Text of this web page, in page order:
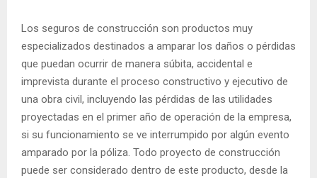
Los seguros de construcción son productos muy
especializados destinados a amparar los daños o pérdidas
que puedan ocurrir de manera súbita, accidental e
imprevista durante el proceso constructivo y ejecutivo de
una obra civil, incluyendo las pérdidas de las utilidades
proyectadas en el primer año de operación de la empresa,
si su funcionamiento se ve interrumpido por algún evento
amparado por la póliza. Todo proyecto de construcción
puede ser considerado dentro de este producto, desde la